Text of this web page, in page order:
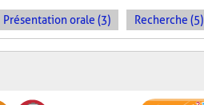
Présentation orale (3) Recherche (5)